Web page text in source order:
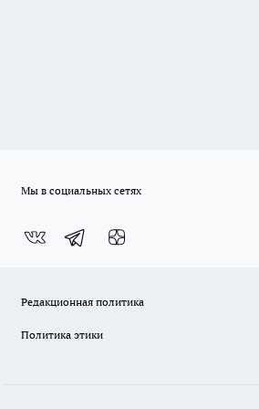
Мы в социальных сетях
Редакционная политика
Политика этики